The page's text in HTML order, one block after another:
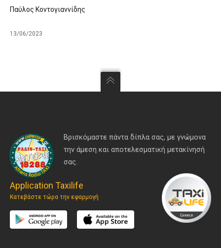
Παύλος Κοντογιαννίδης
13/06/2023
Βρισκόμαστε πάντα δίπλα σας, με γνώμονα
την άμεση και αποτελεσματική μετακίνησή
σας.
Application Taxilife
Κατεβάστε τώρα την εφαρμογή